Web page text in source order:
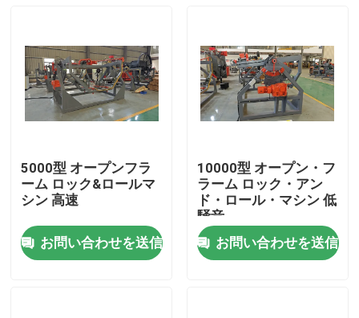
5000型 オープンフラ
ーム ロック&ロールマ
シン 高速
お問い合わせを送信
10000型 オープン・フ
ラーム ロック・アン
ド・ロール・マシン 低
騒音
お問い合わせを送信